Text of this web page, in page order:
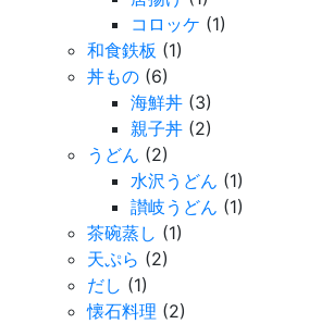
コロッケ (1)
和食鉄板 (1)
丼もの (6)
海鮮丼 (3)
親子丼 (2)
うどん (2)
水沢うどん (1)
讃岐うどん (1)
茶碗蒸し (1)
天ぷら (2)
だし (1)
懐石料理 (2)